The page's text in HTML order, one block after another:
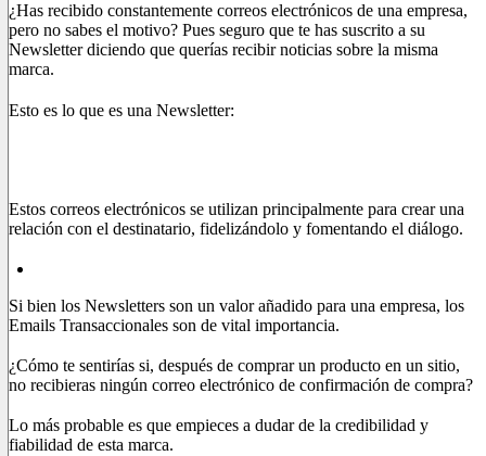
¿Has recibido constantemente correos electrónicos de una empresa,
pero no sabes el motivo? Pues seguro que te has suscrito a su
Newsletter diciendo que querías recibir noticias sobre la misma
marca.
Esto es lo que es una Newsletter:
Estos correos electrónicos se utilizan principalmente para crear una
relación con el destinatario, fidelizándolo y fomentando el diálogo.
Si bien los Newsletters son un valor añadido para una empresa, los
Emails Transaccionales son de vital importancia.
¿Cómo te sentirías si, después de comprar un producto en un sitio,
no recibieras ningún correo electrónico de confirmación de compra?
Lo más probable es que empieces a dudar de la credibilidad y
fiabilidad de esta marca.